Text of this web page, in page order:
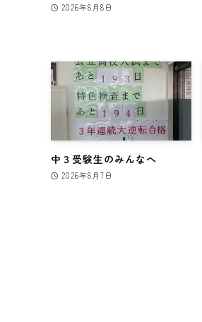
2026年8月8日
中３受験生のみんなへ
2026年8月7日